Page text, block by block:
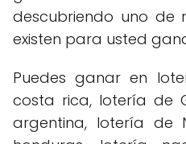
descubriendo uno de
existen para usted
Puedes ganar en
costa rica, lotería de
argentina, lotería de